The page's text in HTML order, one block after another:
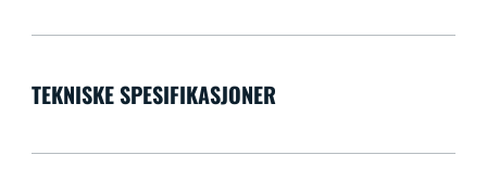
TEKNISKE SPESIFIKASJONER